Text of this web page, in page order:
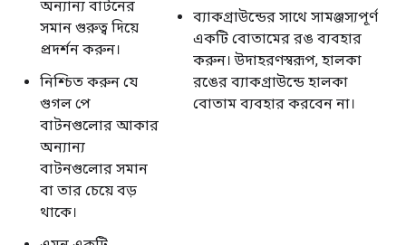
অন্যান্য বাটনের
সমান গুরুত্ব দিয়ে
প্রদর্শন করুন।
নিশ্চিত করুন যে
গুগল পে
বাটনগুলোর আকার
অন্যান্য
বাটনগুলোর সমান
বা তার চেয়ে বড়
থাকে।
ব্যাকগ্রাউন্ডের সাথে সামঞ্জস্যপূর্ণ
একটি বোতামের রঙ ব্যবহার
করুন। উদাহরণস্বরূপ, হালকা
রঙের ব্যাকগ্রাউন্ডে হালকা
বোতাম ব্যবহার করবেন না।